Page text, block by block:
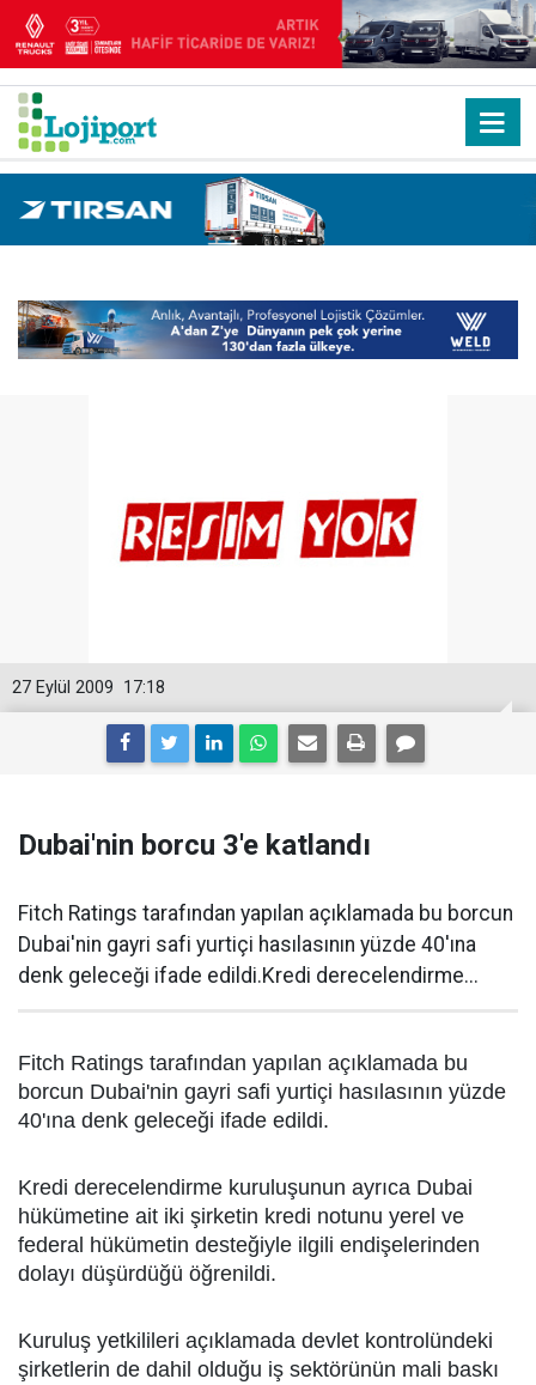
17:18
27 Eylül 2009
Dubai'nin borcu 3'e katlandı
Fitch Ratings tarafından yapılan açıklamada bu borcun
Dubai'nin gayri safi yurtiçi hasılasının yüzde 40'ına
denk geleceği ifade edildi.Kredi derecelendirme...
Fitch Ratings tarafından yapılan açıklamada bu
borcun Dubai'nin gayri safi yurtiçi hasılasının yüzde
40'ına denk geleceği ifade edildi.
Kredi derecelendirme kuruluşunun ayrıca Dubai
hükümetine ait iki şirketin kredi notunu yerel ve
federal hükümetin desteğiyle ilgili endişelerinden
dolayı düşürdüğü öğrenildi.
Kuruluş yetkilileri açıklamada devlet kontrolündeki
şirketlerin de dahil olduğu iş sektörünün mali baskı